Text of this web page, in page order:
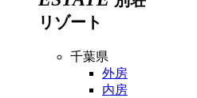
リゾート
千葉県
外房
内房